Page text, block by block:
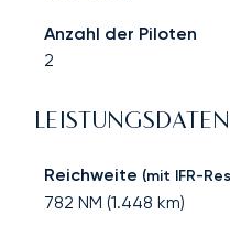
Anzahl der Piloten
2
LEISTUNGSDATEN
Reichweite (mit IFR-
782 NM (1.448 km)